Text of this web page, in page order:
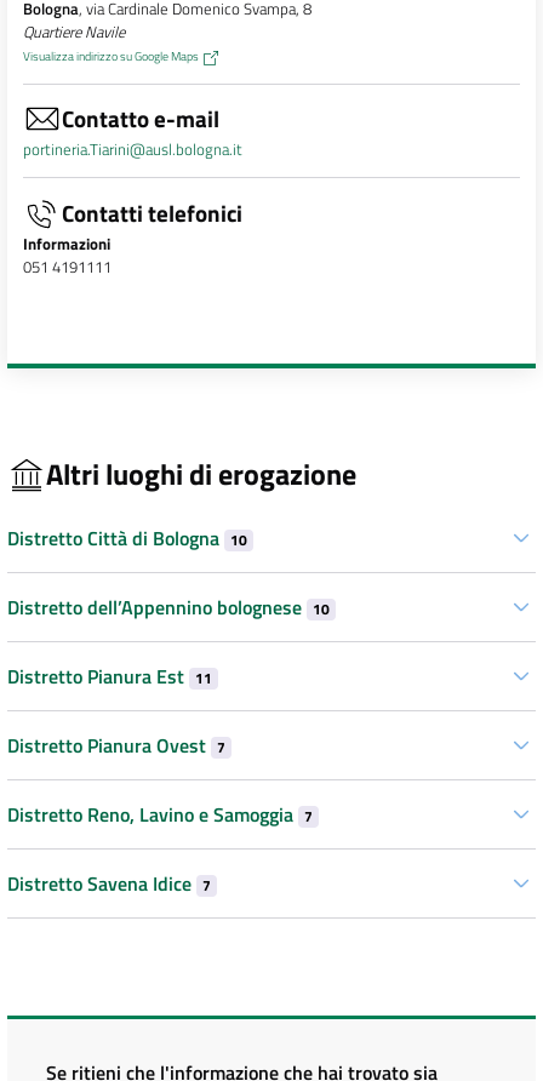
Bologna, via Cardinale Domenico Svampa, 8
Quartiere Navile
Visualizza indirizzo su Google Maps
Contatto e-mail
portineria.Tiarini@ausl.bologna.it
Contatti telefonici
Informazioni
051 4191111
Altri luoghi di erogazione
Distretto Città di Bologna 10
Distretto dell’Appennino bolognese 10
Distretto Pianura Est 11
Distretto Pianura Ovest 7
Distretto Reno, Lavino e Samoggia 7
Distretto Savena Idice 7
Se ritieni che l'informazione che hai trovato sia